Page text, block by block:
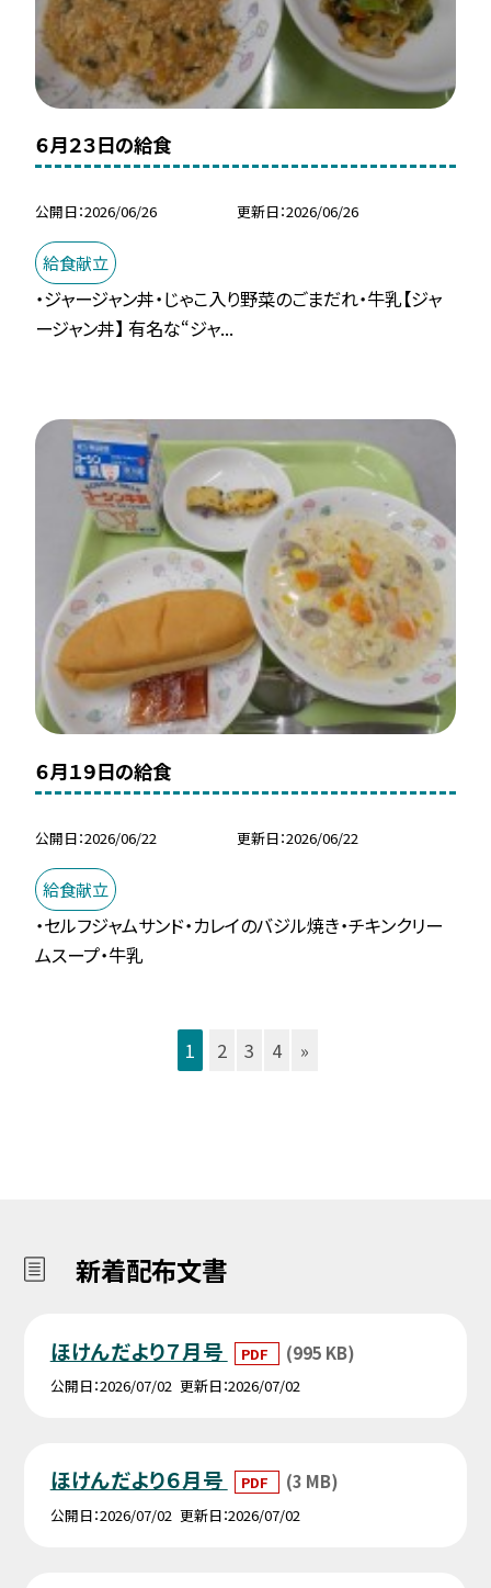
６月２３日の給食
公開日 2026/06/26 更新日 2026/06/26
給食献立
・ジャージャン丼・じゃこ入り野菜のごまだれ・牛乳【ジャ
ージャン丼】 有名な“ジャ...
６月１９日の給食
公開日 2026/06/22 更新日 2026/06/22
給食献立
・セルフジャムサンド・カレイのバジル焼き・チキンクリー
ムスープ・牛乳
1 2 3 4 »
新着配布文書
ほけんだより７月号 PDF (995 KB)
公開日 2026/07/02 更新日 2026/07/02
ほけんだより６月号 PDF (3 MB)
公開日 2026/07/02 更新日 2026/07/02